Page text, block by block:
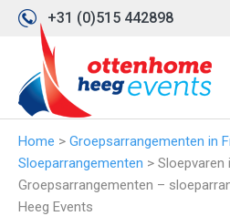
+31 (0)515 442898
Home > Groepsarrangementen in
Sloeparrangementen > Sloepvaren
Groepsarrangementen –
Heeg Events